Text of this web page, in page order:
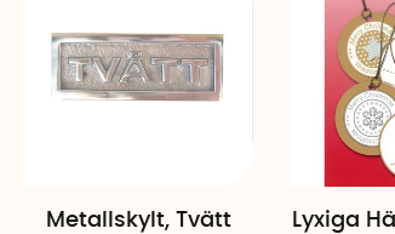
Metallskylt, Tvätt
Lyxiga